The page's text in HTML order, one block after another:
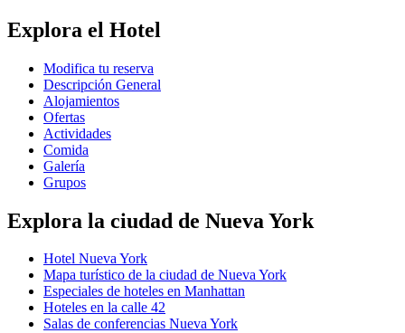
Explora el Hotel
Modifica tu reserva
Descripción General
Alojamientos
Ofertas
Actividades
Comida
Galería
Grupos
Explora la ciudad de Nueva York
Hotel Nueva York
Mapa turístico de la ciudad de Nueva York
Especiales de hoteles en Manhattan
Hoteles en la calle 42
Salas de conferencias Nueva York